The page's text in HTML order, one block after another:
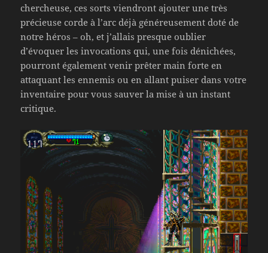
chercheuse, ces sorts viendront ajouter une très
précieuse corde à l’arc déjà généreusement doté de
notre héros – oh, et j’allais presque oublier
d’évoquer les invocations qui, une fois dénichées,
pourront également venir prêter main forte en
attaquant les ennemis ou en allant puiser dans votre
inventaire pour vous sauver la mise à un instant
critique.